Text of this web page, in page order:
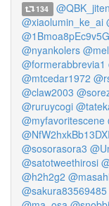
134
@xiaolumin_ke_ai
@nyankolers
@formerabbrevia1
@mtcedar1972
@claw2003
@ruruycogi
@myfavoritescene
@sosorasora3
@satotweethirosi
@h2h2g2
@sakura83569485